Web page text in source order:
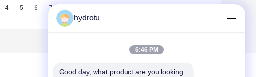
4 5 6 7
hydrotu
6:46 PM
Good day, what product are you looking